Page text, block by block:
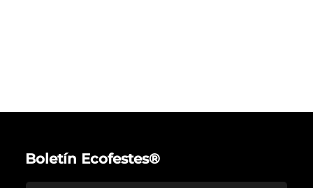
Boletín Ecofestes®